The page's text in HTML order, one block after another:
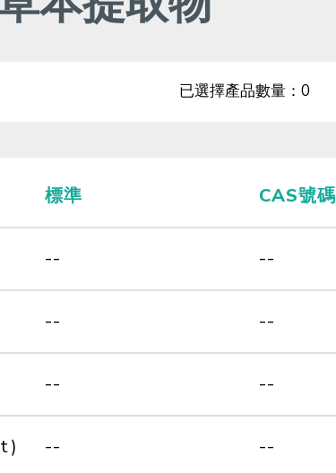
已選擇產品數量： 0
標準 CAS號碼
-- --
-- --
-- --
-- --